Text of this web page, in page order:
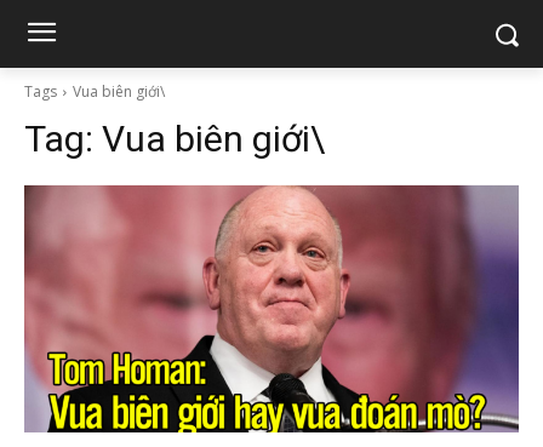
Tags Vua biên giới\
Tag: Vua biên giới\